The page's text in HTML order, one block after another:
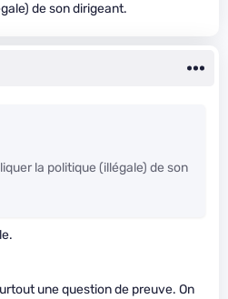
de son dirigeant.
la politique (illégale) de son
une question de preuve. On